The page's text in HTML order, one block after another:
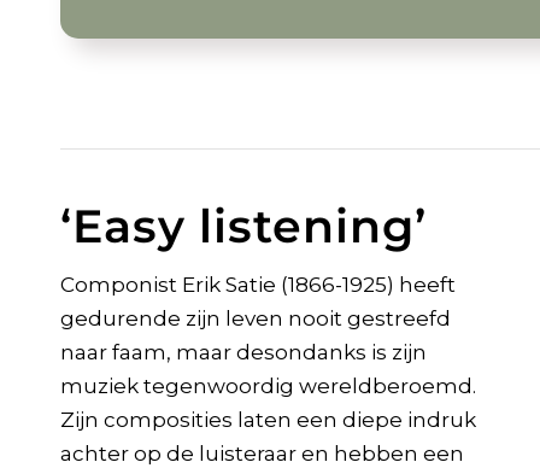
‘Easy listening’
Componist Erik Satie (1866-1925) heeft
gedurende zijn leven nooit gestreefd
naar faam, maar desondanks is zijn
muziek tegenwoordig wereldberoemd.
Zijn composities laten een diepe indruk
achter op de luisteraar en hebben een